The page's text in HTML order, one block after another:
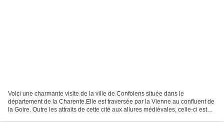
Voici une charmante visite de la ville de Confolens située dans le
département de la Charente.Elle est traversée par la Vienne au confluent de
la Goire. Outre les attraits de cette cité aux allures médiévales, celle-ci est